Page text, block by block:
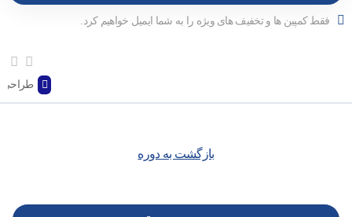
فقط کمپین ها و تخفیف های ویژه را به شما ایمیل خواهیم کرد.
طراحی
بازگشت به دوره